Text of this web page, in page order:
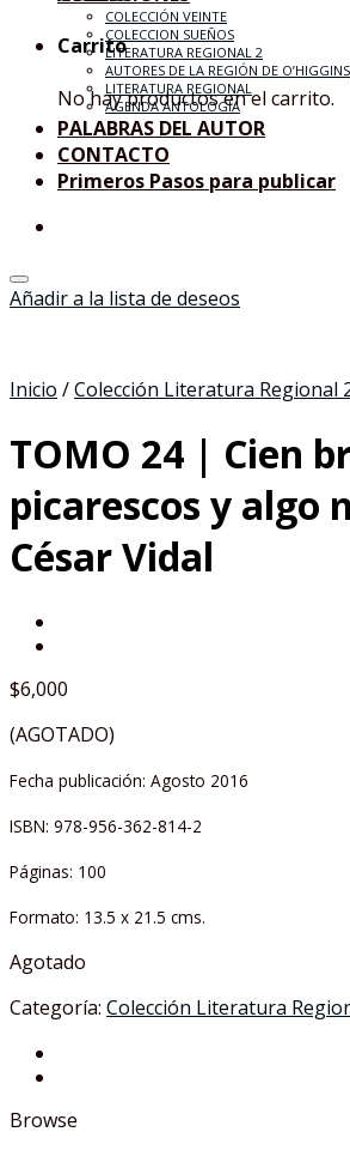
Carrito
No hay productos en el carrito.
COLECCIÓN VEINTE
COLECCION SUEÑOS
LITERATURA REGIONAL 2
AUTORES DE LA REGIÓN DE O’HIGGINS
LITERATURA REGIONAL
AGENDA ANTOLOGÍA
PALABRAS DEL AUTOR
CONTACTO
Primeros Pasos para publicar
Añadir a la lista de deseos
Inicio /Colección Literatura Regional
TOMO 24 | Cien
picarescos y algo
César Vidal
$6,000
(AGOTADO)
Fecha publicación: Agosto 2016
ISBN: 978-956-362-814-2
Páginas: 100
Formato: 13.5 x 21.5 cms.
Agotado
Categoría: Colección Literatura
Browse